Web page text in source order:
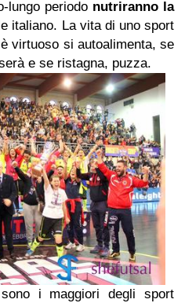
lungo periodo nutriranno la
italiano. La vita di uno sport
virtuoso si autoalimenta, se
e se ristagna, puzza.
i maggiori degli sport